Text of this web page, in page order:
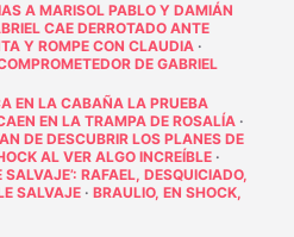
A MARISOL PABLO Y DAMIÁN
CAE DERROTADO ANTE
Y ROMPE CON CLAUDIA·
DE GABRIEL
EN LA CABAÑA LA PRUEBA
EN LA TRAMPA DE ROSALÍA·
DE DESCUBRIR LOS PLANES DE
AL VER ALGO INCREÍBLE·
RAFAEL, DESQUICIADO,
SALVAJE· BRAULIO, EN SHOCK,